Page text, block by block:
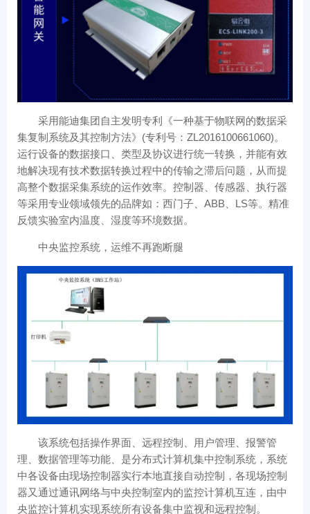
采用能迪集团自主发明专利《一种基于物联网的数据采
集复制系统及其控制方法》(专利号：ZL2016100661060)。
运行设备的数据接口、类型及协议进行统一转换，并能有效
地解决现有技术数据转换过程中的传输之滞后问题，从而提
高整个数据采集系统的运作效率。控制器、传感器、执行器
等采用专业领域领先的品牌如：西门子、ABB、LS等。精准
反馈实验室内温度、湿度等环境数据。
中央监控系统，运维不再跑断腿
该系统包括操作界面、远程控制、用户管理、报警管
理、数据管理等功能、是分布式计算机集中控制系统，系统
中各设备由现场控制器实行本地直接自动控制，各现场控制
器又通过通讯网络与中央控制室内的监控计算机互连，由中
央监控计算机实现系统所有设备集中监视和远程控制。